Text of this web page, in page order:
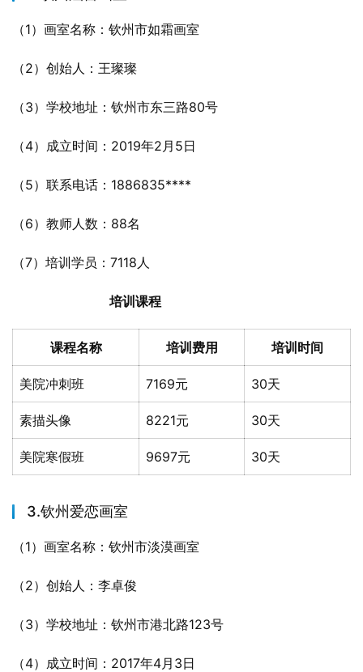
（1）画室名称：钦州市如霜画室
（2）创始人：王璨璨
（3）学校地址：钦州市东三路80号
（4）成立时间：2019年2月5日
（5）联系电话：1886835****
（6）教师人数：88名
（7）培训学员：7118人
培训课程
课程名称 培训费用 培训时间
美院冲刺班 7169元 30天
素描头像 8221元 30天
美院寒假班 9697元 30天
3.钦州爱恋画室
（1）画室名称：钦州市淡漠画室
（2）创始人：李卓俊
（3）学校地址：钦州市港北路123号
（4）成立时间：2017年4月3日